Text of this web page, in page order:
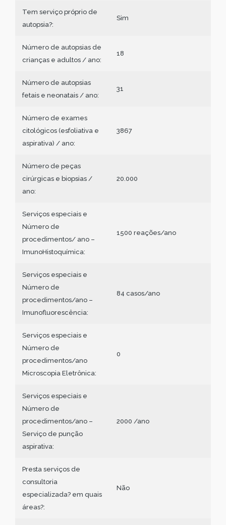
Tem serviço próprio de
autopsia?:
Sim
Número de autopsias de
crianças e adultos / ano:
18
Número de autopsias
fetais e neonatais / ano:
31
Número de exames
citológicos (esfoliativa e
aspirativa) / ano:
3867
Número de peças
cirúrgicas e biopsias /
ano:
20.000
Serviços especiais e
Número de
procedimentos/ ano –
ImunoHistoquímica:
1500 reações/ano
Serviços especiais e
Número de
procedimentos/ano –
Imunofluorescência:
84 casos/ano
Serviços especiais e
Número de
procedimentos/ano
Microscopia Eletrônica:
0
Serviços especiais e
Número de
procedimentos/ano –
Serviço de punção
aspirativa:
2000 /ano
Presta serviços de
consultoria
especializada? em quais
áreas?:
Não